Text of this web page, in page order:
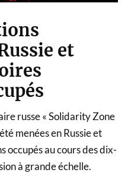
et
russe « Solidarity Zone
menées en Russie et
occupés au cours des dix-
à grande échelle.